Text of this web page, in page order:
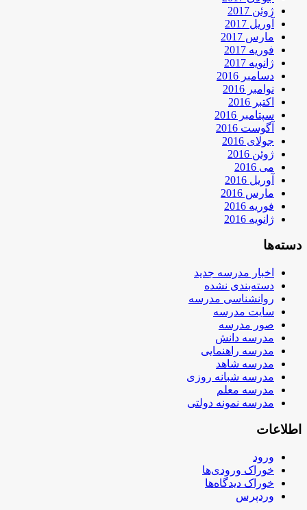
ژوئن 2017
آوریل 2017
مارس 2017
فوریه 2017
ژانویه 2017
دسامبر 2016
نوامبر 2016
اکتبر 2016
سپتامبر 2016
آگوست 2016
جولای 2016
ژوئن 2016
می 2016
آوریل 2016
مارس 2016
فوریه 2016
ژانویه 2016
دسته‌ها
اخبار مدرسه جدید
دسته‌بندی نشده
روانشناسی مدرسه
سایت مدرسه
صور مدرسه
مدرسه دانش
مدرسه راهنمایی
مدرسه شاهد
مدرسه شبانه روزی
مدرسه معلم
مدرسه نمونه دولتی
اطلاعات
ورود
خوراک ورودی‌ها
خوراک دیدگاه‌ها
وردپرس